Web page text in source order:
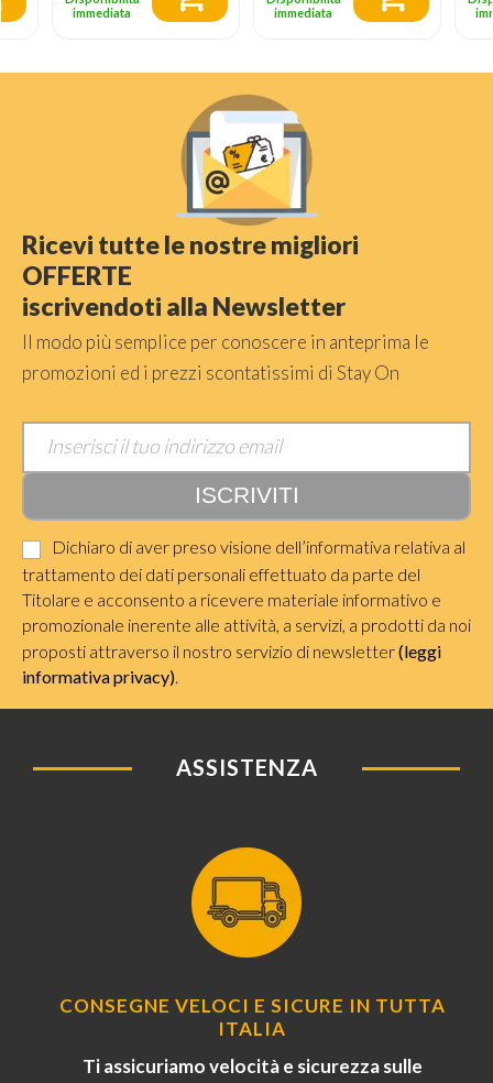
immediata
immediata
Ricevi tutte le nostre migliori
OFFERTE
iscrivendoti alla Newsletter
Il modo più semplice per conoscere in anteprima le
promozioni ed i prezzi scontatissimi di Stay On
Dichiaro di aver preso visione dell’informativa relativa al
trattamento dei dati personali effettuato da parte del
Titolare e acconsento a ricevere materiale informativo e
promozionale inerente alle attività, a servizi, a prodotti da noi
proposti attraverso il nostro servizio di newsletter(leggi
informativa privacy)
ASSISTENZA
CONSEGNE VELOCI E SICURE IN TUTTA
ITALIA
Ti assicuriamo velocità e sicurezza sulle